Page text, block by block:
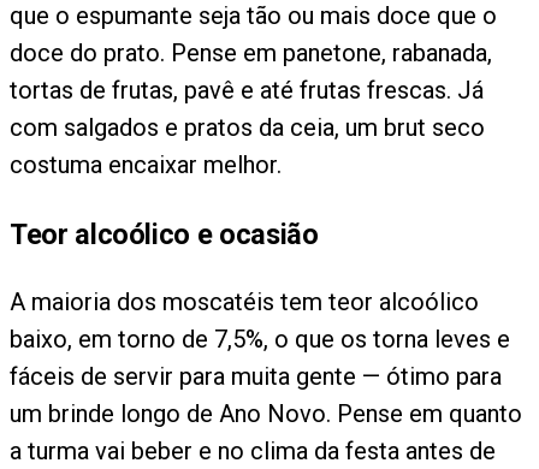
que o espumante seja tão ou mais doce que o
doce do prato. Pense em panetone, rabanada,
tortas de frutas, pavê e até frutas frescas. Já
com salgados e pratos da ceia, um brut seco
costuma encaixar melhor.
Teor alcoólico e ocasião
A maioria dos moscatéis tem teor alcoólico
baixo, em torno de 7,5%, o que os torna leves e
fáceis de servir para muita gente — ótimo para
um brinde longo de Ano Novo. Pense em quanto
a turma vai beber e no clima da festa antes de